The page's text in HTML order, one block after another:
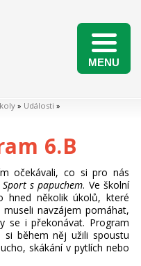
MENU
» Události »
6.B
očekávali, co si pro nás
Sport s papuchem. Ve školní
hned několik úkolů, které
navzájem pomáhat,
se i překonávat. Program
si během něj užili spoustu
skákání v pytlích nebo